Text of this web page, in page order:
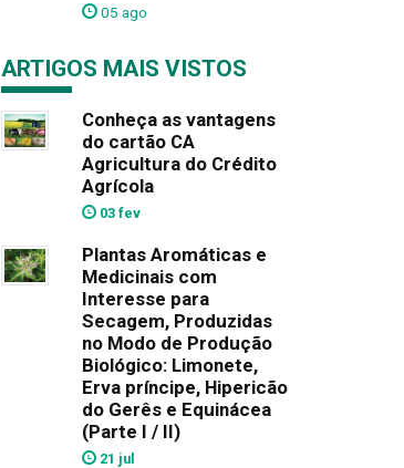
05 ago
ARTIGOS MAIS VISTOS
Conheça as vantagens
do cartão CA
Agricultura do Crédito
Agrícola
03 fev
Plantas Aromáticas e
Medicinais com
Interesse para
Secagem, Produzidas
no Modo de Produção
Biológico: Limonete,
Erva príncipe, Hipericão
do Gerês e Equinácea
(Parte I / II)
21 jul